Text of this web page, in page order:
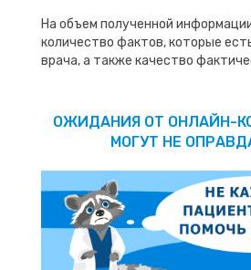
На объем полученной
количество фактов, которые
врача, а также качество
ОЖИДАНИЯ ОТ ОНЛАЙН-
МОГУТ НЕ